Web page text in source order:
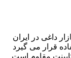
داغی در ایران
قرار می گیرد
مقاوم است